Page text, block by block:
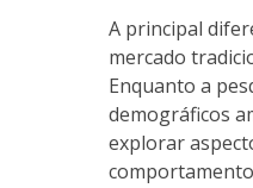
A principal
mercado
Enquanto a
demográficos
explorar